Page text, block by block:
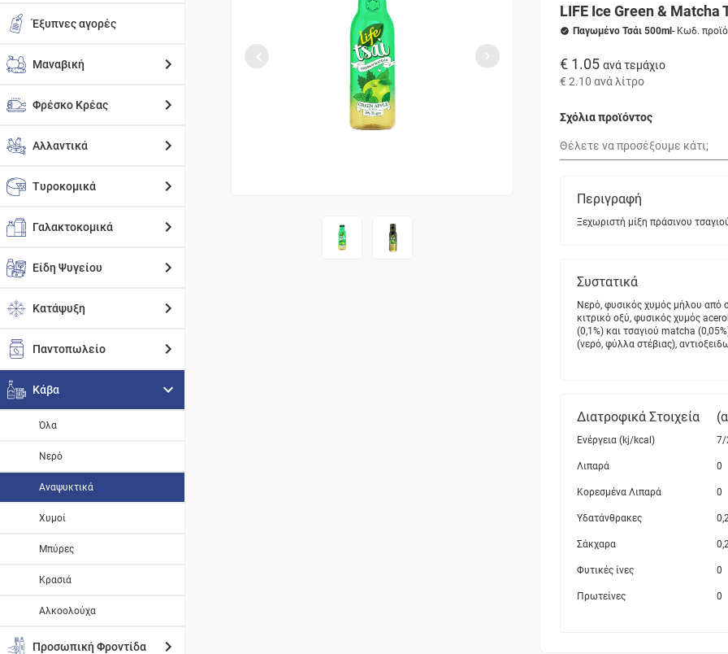
Έξυπνες αγορές
Μαναβική
Φρέσκο Κρέας
Αλλαντικά
Τυροκομικά
Γαλακτοκομικά
Είδη Ψυγείου
Κατάψυξη
Παντοπωλείο
Κάβα
Όλα
Νερό
Αναψυκτικά
Χυμοί
Μπύρες
Κρασιά
Αλκοολούχα
Προσωπική Φροντίδα
LIFE Ice Green & Matcha
Παγωμένο Τσάι 500ml - Κωδ.
€ 1.05 ανά τεμάχιο
€ 2.10 ανά λίτρο
Σχόλια προϊόντος
Περιγραφή
Ξεχωριστή μίξη πράσινου
Συστατικά
Νερό, φυσικός χυμός μήλου από
κιτρικό οξύ, φυσικός χυμός
(0,1%) και τσαγιού matcha
(νερό, φύλλα στέβιας),
Διατροφικά Στοιχεία
Ενέργεια (kj/kcal) 7/
Λιπαρά 0
Κορεσμένα Λιπαρά 0
Υδατάνθρακες
Σάκχαρα
Φυτικές ίνες 0
Πρωτείνες 0